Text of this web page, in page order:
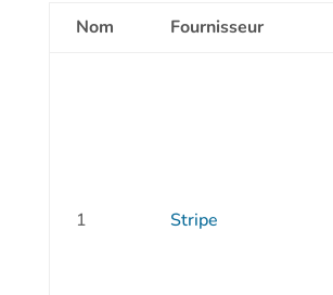
Nom
Fournisseur
1 Stripe